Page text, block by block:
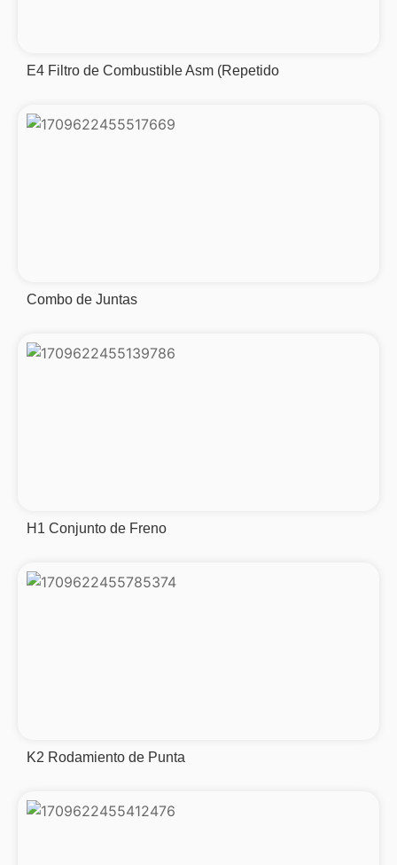
E4 Filtro de Combustible Asm (Repetido
Combo de Juntas
H1 Conjunto de Freno
K2 Rodamiento de Punta